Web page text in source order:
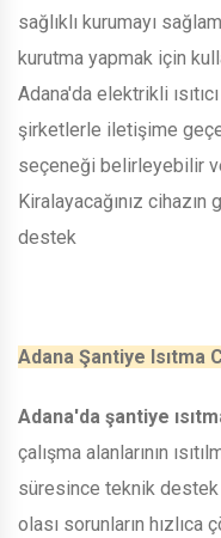
sağlıklı kurumayı
kurutma yapmak için
Adana'da elektrikli
şirketlerle iletişime
seçeneği belirleyebilir
Kiralayacağınız
destek
Adana Şantiye Isıtma
Adana'da şantiye
çalışma alanlarının
süresince teknik destek
olası sorunların hızlıca